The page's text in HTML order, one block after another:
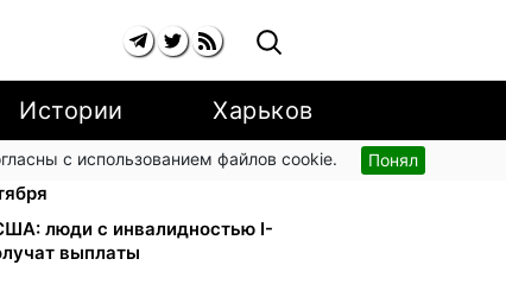
Истории Харьков
с использованием файлов cookie. Понял
Ощадбанк и Mastercard
люди с инвалидностью I-
выплаты